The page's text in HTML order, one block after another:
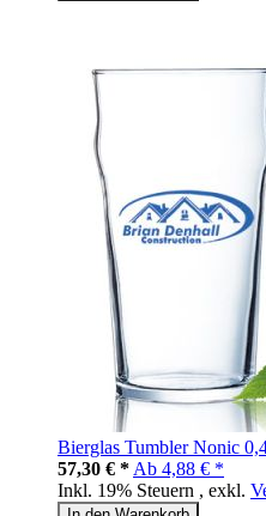
Bierglas Tumbler Nonic
57,30 € * Ab 4,88 € *
Inkl. 19% Steuern , exkl.